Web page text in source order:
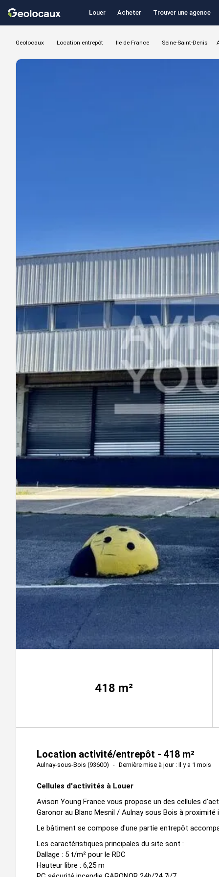
Louer Acheter Trouver une agence
Geolocaux Location entrepôt Ile de France Seine-Saint-Denis
418 m²
Location activité/entrepôt - 418 m²
Aulnay-sous-Bois (93600) Dernière mise à jour : Il y a 1 mois
Cellules d'activités à Louer
Avison Young France vous propose un des cellules
Garonor au Blanc Mesnil / Aulnay sous Bois à
Le bâtiment se compose d'une partie entrepôt
Les caractéristiques principales du site sont :
Dallage : 5 t/m² pour le RDC
Hauteur libre : 6,25 m